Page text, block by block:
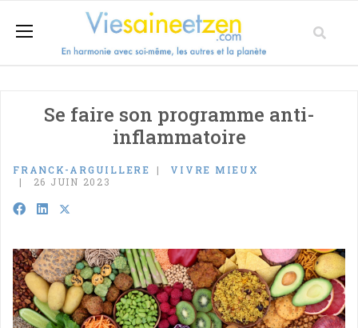
Se faire son programme anti-
inflammatoire
FRANCK-ARGUILLERE
VIVRE MIEUX
26 JUIN 2023